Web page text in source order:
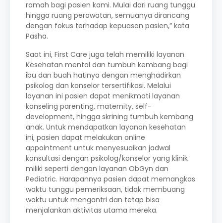
ramah bagi pasien kami. Mulai dari ruang tunggu
hingga ruang perawatan, semuanya dirancang
dengan fokus terhadap kepuasan pasien,” kata
Pasha.
Saat ini, First Care juga telah memiliki layanan
Kesehatan mental dan tumbuh kembang bagi
ibu dan buah hatinya dengan menghadirkan
psikolog dan konselor tersertifikasi. Melalui
layanan ini pasien dapat menikmati layanan
konseling parenting, maternity, self-
development, hingga skrining tumbuh kembang
anak. Untuk mendapatkan layanan kesehatan
ini, pasien dapat melakukan online
appointment untuk menyesuaikan jadwal
konsultasi dengan psikolog/konselor yang klinik
miliki seperti dengan layanan ObGyn dan
Pediatric. Harapannya pasien dapat memangkas
waktu tunggu pemeriksaan, tidak membuang
waktu untuk mengantri dan tetap bisa
menjalankan aktivitas utama mereka.